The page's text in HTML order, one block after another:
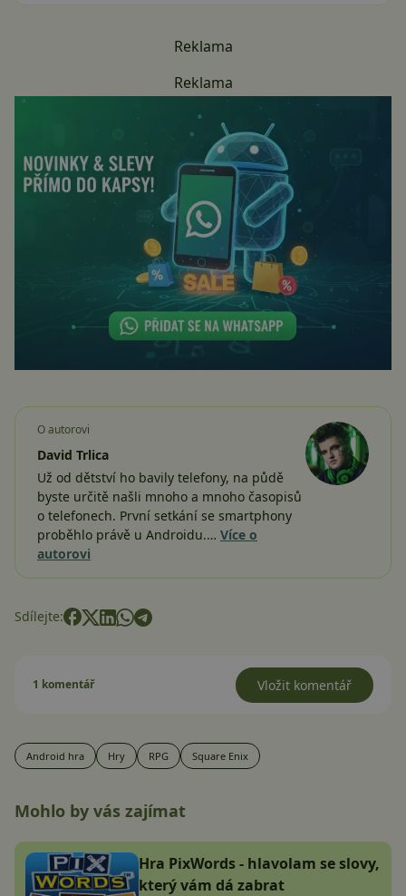
Reklama
Reklama
O autorovi
David Trlica
Už od dětství ho bavily telefony, na půdě
byste určitě našli mnoho a mnoho časopisů
o telefonech. První setkání se smartphony
proběhlo právě u Androidu.… Více o
autorovi
Sdílejte:
1 komentář Vložit komentář
Android hra Hry RPG Square Enix
Mohlo by vás zajímat
Hra PixWords - hlavolam se slovy,
který vám dá zabrat